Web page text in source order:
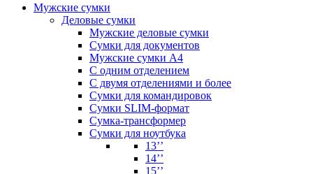
Мужские сумки
Деловые сумки
Мужские деловые сумки
Сумки для документов
Мужские сумки А4
С одним отделением
С двумя отделениями и более
Сумки для командировок
Сумки SLIM-формат
Сумка-трансформер
Сумки для ноутбука
13’’
14’’
15’’